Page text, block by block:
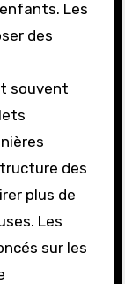
Les
des
souvent
des
plus de
Les
sur les